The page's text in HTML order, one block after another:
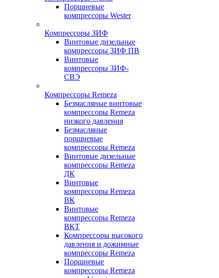
Поршневые
компрессоры Wester
Компрессоры ЗИФ
Винтовые дизельные
компрессоры ЗИФ ПВ
Винтовые
компрессоры ЗИФ-
СВЭ
Компрессоры Remeza
Безмасляные винтовые
компрессоры Remeza
низкого давления
Безмасляные
поршневые
компрессоры Remeza
Винтовые дизельные
компрессоры Remeza
ДК
Винтовые
компрессоры Remeza
ВК
Винтовые
компрессоры Remeza
ВКТ
Компрессоры высокого
давления и дожимные
компрессоры Remeza
Поршневые
компрессоры Remeza